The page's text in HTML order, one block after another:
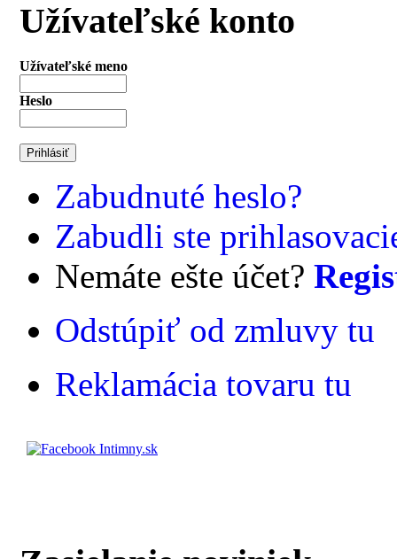
Užívateľské konto
Užívateľské meno
Heslo
Zabudnuté heslo?
Zabudli ste
Nemáte ešte účet?
Odstúpiť od zmluvy tu
Reklamácia tovaru tu